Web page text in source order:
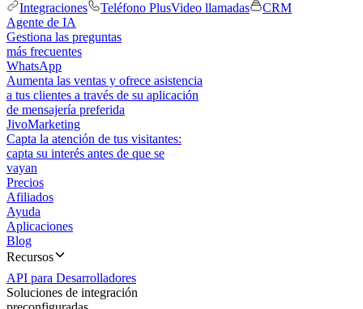
Integraciones
Teléfono PlusVideo llamadas
CRM
Agente de IA
Gestiona las preguntas
más frecuentes
WhatsApp
Aumenta las ventas y ofrece asistencia
a tus clientes a través de su aplicación
de mensajería preferida
JivoMarketing
Capta la atención de tus visitantes:
capta su interés antes de que se
vayan
Precios
Afiliados
Ayuda
Aplicaciones
Blog
Recursos
API para Desarrolladores
Soluciones de integración